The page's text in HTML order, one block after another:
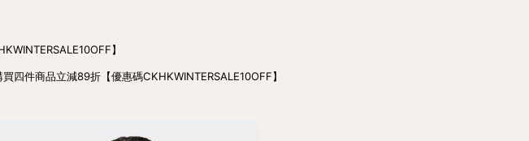
】
四件商品立減89折【優惠碼CKHKWINTERSALE10OFF】